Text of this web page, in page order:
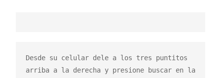
Desde su celular dele a los tres puntitos
arriba a la derecha y presione buscar en la